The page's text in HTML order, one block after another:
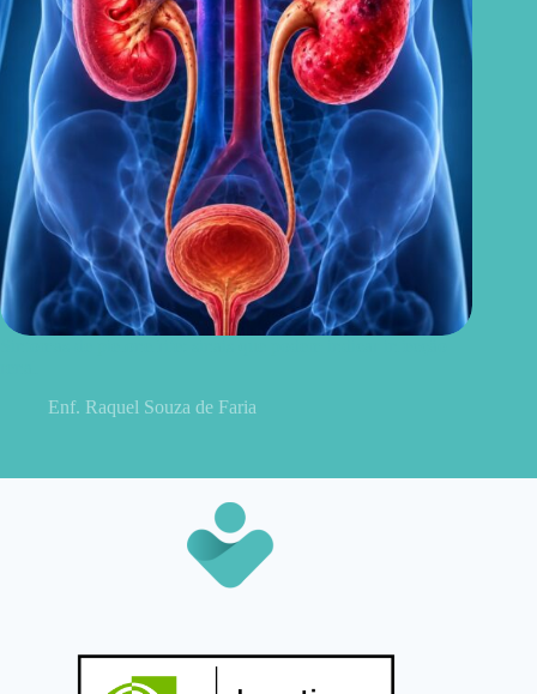
Enf. Raquel Souza de Faria